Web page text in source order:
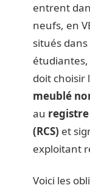
entrent
neufs, en
situés dans
étudiantes,
doit choisir
meublé
au registre
(RCS) et
exploitant
Voici les